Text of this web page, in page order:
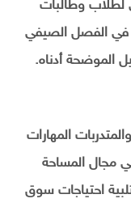
لطلاب وطالبات
في الفصل الصيفي
المهارات
مجال المساحة
احتياجات سوق